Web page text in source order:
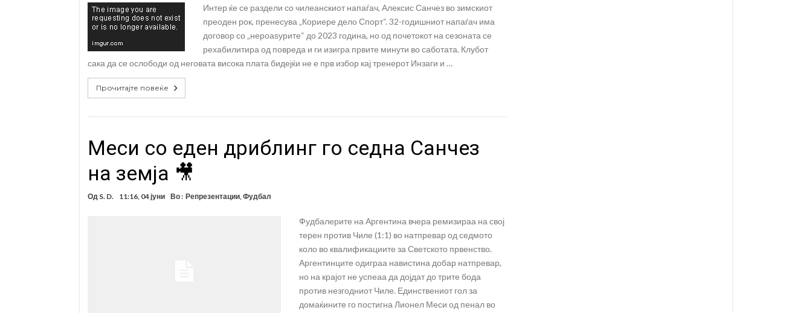
Интер ќе се раздели со чилеанскиот напаѓач, Алексис Санчез во зимскиот
преоден рок, пренесува „Кориере дело Спорт“. 32-годишниот напаѓач има
договор со „нероаѕурите“ до 2023 година, но од почетокот на сезоната се
рехабилитира од повреда и ги изигра првите минути во саботата. Клубот
сака да се ослободи од неговата висока плата бидејќи не е прв избор кај тренерот Инзаги и …
Прочитајте повеќе
Меси со еден дриблинг го седна Санчез
на земја 🎥
Од S. D. 11:16, 04 јуни Во : Репрезентации, Фудбал
Фудбалерите на Аргентина вчера ремизираа на свој
терен против Чиле (1:1) во натпревар од седмото
коло во квалификациите за Светското првенство.
Аргентинците одиграа навистина добар натпревар,
но на крајот не успеаа да дојдат до трите бода
против незгодниот Чиле. Единствениот гол за
домаќините го постигна Лионел Меси од пенал во